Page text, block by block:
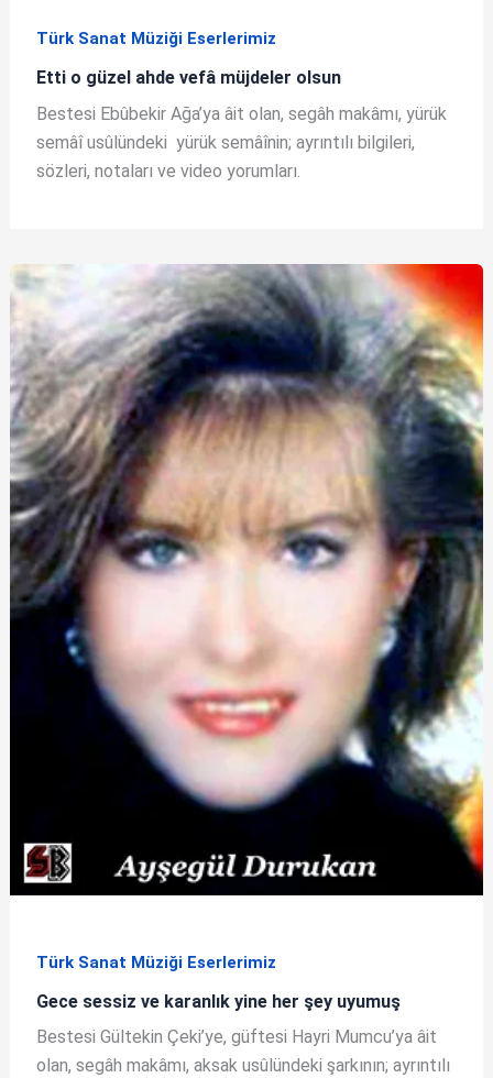
Türk Sanat Müziği Eserlerimiz
Etti o güzel ahde vefâ müjdeler olsun
Bestesi Ebûbekir Ağa’ya âit olan, segâh makâmı, yürük
semâî usûlündeki yürük semâînin; ayrıntılı bilgileri,
sözleri, notaları ve video yorumları.
Türk Sanat Müziği Eserlerimiz
Gece sessiz ve karanlık yine her şey uyumuş
Bestesi Gültekin Çeki’ye, güftesi Hayri Mumcu’ya âit
olan, segâh makâmı, aksak usûlündeki şarkının; ayrıntılı